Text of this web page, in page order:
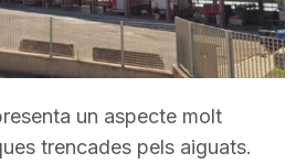
un aspecte molt
trencades pels aiguats.